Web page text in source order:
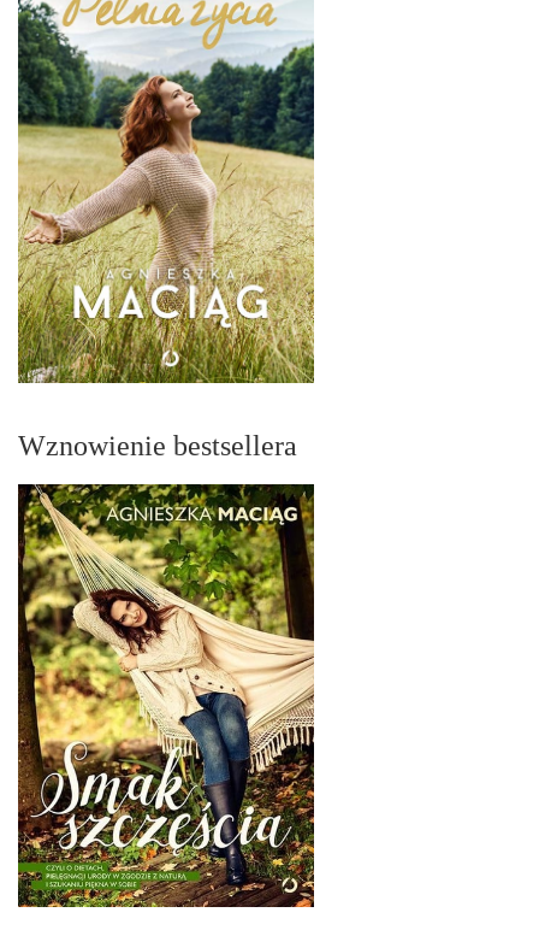
Wznowienie bestsellera